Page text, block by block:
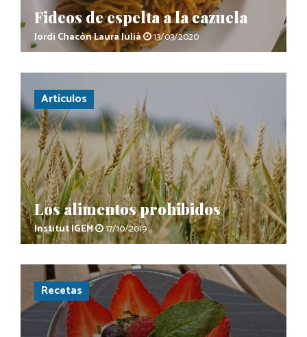
Fideos de espelta a la cazuela
Jordi ChacónLaura Julià 13/03/2020
Artículos
Los alimentos prohibidos
Institut IGEM 17/10/2019
Recetas